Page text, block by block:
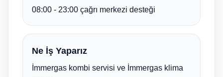
08:00 - 23:00 çağrı merkezi desteği
Ne İş Yaparız
İmmergas kombi servisi ve İmmergas klima